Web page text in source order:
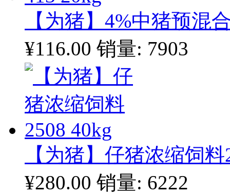
【为猪】4%中猪预混
¥116.00 销量: 7903
【为猪】仔猪浓缩饲
¥280.00 销量: 6222